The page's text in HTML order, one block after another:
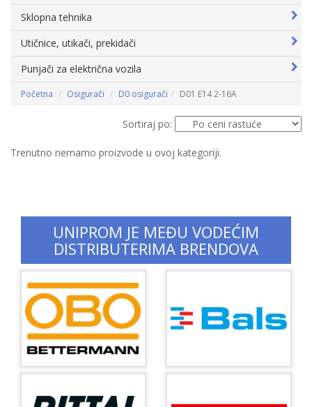
Sklopna tehnika
Utičnice, utikači, prekidači
Punjači za električna vozila
Početna Osigurači D0 osigurači D01 E14 2-16A
Sortiraj po:
Trenutno nemamo proizvode u ovoj kategoriji.
UNIPROM JE MEĐU VODEĆIM
DISTRIBUTERIMA BRENDOVA